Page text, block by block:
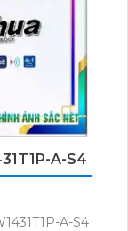
A-S4
A-S4